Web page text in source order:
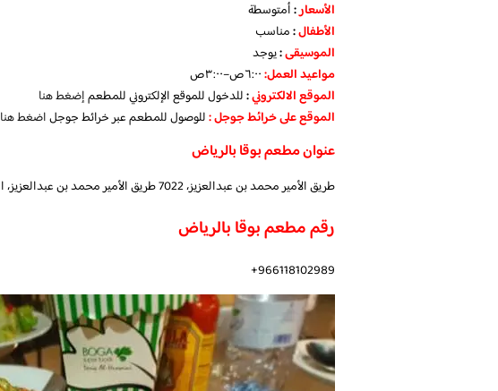
الأسعار:أمتوسطة
الأطفال:مناسب
الموسيقى:يوجد
مواعيد العمل:
الموقع الالكتروني:للدخول للموقع الإلكتروني للمطعمإضغط هنا
الموقع على خرائط جوجل:للوصول للمطعم عبر خرائط جوجلاضغط هنا
عنوان مطعم بوقا بالرياض
طريق الأمير محمد بن عبدالعزيز، 7022 طريق الأمير محمد بن عبدالعزيز، السليمانية، 4950, الرياض
رقم مطعم بوقا بالرياض
966118102989+